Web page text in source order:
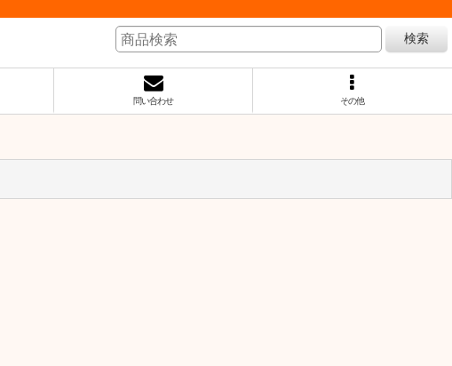
検索
問い合わせ その他